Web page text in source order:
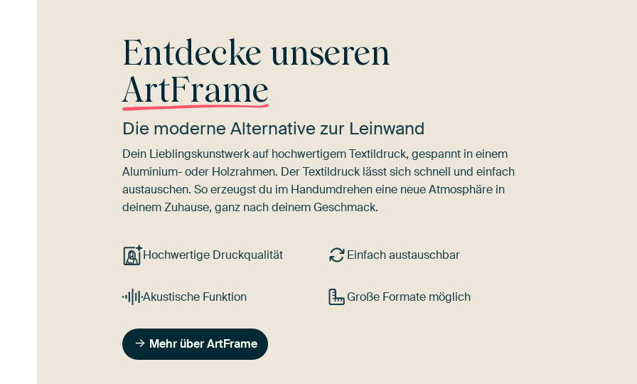
Entdecke unseren
ArtFrame
Die moderne Alternative zur Leinwand
Dein Lieblingskunstwerk auf hochwertigem Textildruck, gespannt in einem
Aluminium- oder Holzrahmen. Der Textildruck lässt sich schnell und einfach
austauschen. So erzeugst du im Handumdrehen eine neue Atmosphäre in
deinem Zuhause, ganz nach deinem Geschmack.
Hochwertige Druckqualität Einfach austauschbar
Akustische Funktion Große Formate möglich
Mehr über ArtFrame